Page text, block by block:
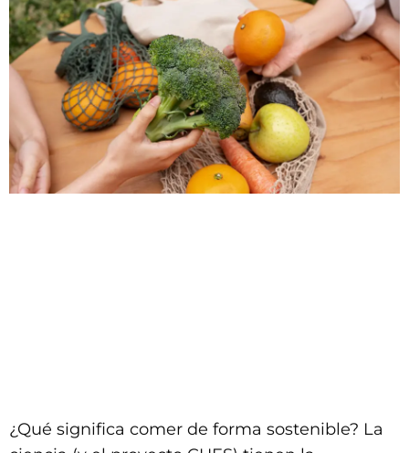
¿Qué significa comer de forma sostenible? La